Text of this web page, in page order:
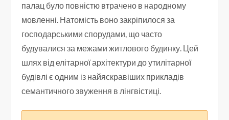
палац було повністю втрачено в народному
мовленні. Натомість воно закріпилося за
господарськими спорудами, що часто
будувалися за межами житлового будинку. Цей
шлях від елітарної архітектури до утилітарної
будівлі є одним із найяскравіших прикладів
семантичного звуження в лінгвістиці.